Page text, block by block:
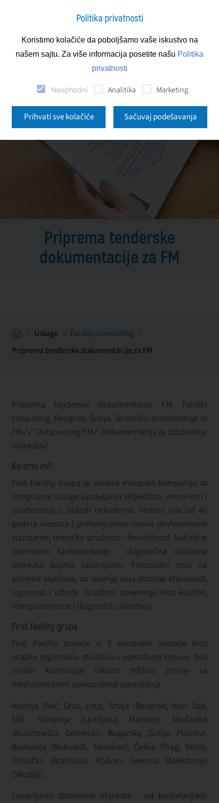
Priprema tenderske
dokumentacije za FM
Usluge
Facility Consulting
Priprema tenderske dokumentacije za FM
Priprema tenderske dokumentacije FM, Facility
consulting, Beograd, Srbija. Strateško snabdevanje za
FM✓✓ Outsourcing FM✓ Dokumentacija za održavanje
objekata✓
Ko smo mi?
First Facility Grupa je vodeća evropska kompanija za
integrisane usluge upravljanja objektima, imovinom i
savetovanja u oblasti nekretnina. Imamo više od 40
godina iskustva i primenjujemo visoke profesionalne
standarde, tehničku stručnost i fleksibilnost. Naš cilj je
optimalno funkcionisanje i dugoročna održivost
objekata kojima upravljamo. Fokusirani smo na
potrebe klijenata, uz rešenja koja donose efikasnost,
sigurnost i uštede. Gradimo poverenje kroz kvalitet,
transparentnost i dugoročnu saradnju.
First Facility grupa
First Facility posluje u 9 evropskih zemalja kroz
snažnu regionalnu strukturu i operativne timove. Naš
model kombinuje lokalno tržišno znanje sa
međunarodnim standardima upravljanja.
Austrija (Beč, Grac, Linz), Srbija (Beograd, Novi Sad,
Niš), Slovenija (Ljubljana, Maribor), Mađarska
(Budimpešta, Debrecin), Bugarska (Sofija, Plovdiv),
Rumunija (Bukurešt, Temišvar), Češka (Prag, Brno),
Slovačka (Bratislava, Košice), Severna Makedonija
(Skoplje).
Upravljamo stotinama objekata – od kancelarijskih
Politika privatnosti
Koristimo kolačiće da poboljšamo vaše iskustvo na
našem sajtu. Za više informacija posetite našu Politika
privatnosti
Neophodni Analitika Marketing
Prihvati sve kolačiće Sačuvaj podešavanja